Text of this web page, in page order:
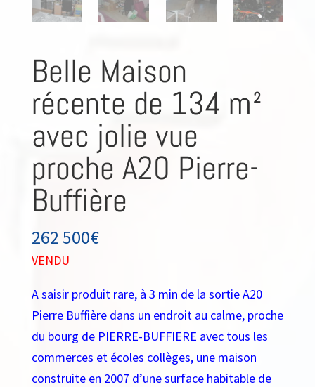
Belle Maison
récente de 134 m²
avec jolie vue
proche A20 Pierre-
Buffière
262 500€
VENDU
A saisir produit rare, à 3 min de la sortie A20
Pierre Buffière dans un endroit au calme, proche
du bourg de PIERRE-BUFFIERE avec tous les
commerces et écoles collèges, une maison
construite en 2007 d’une surface habitable de